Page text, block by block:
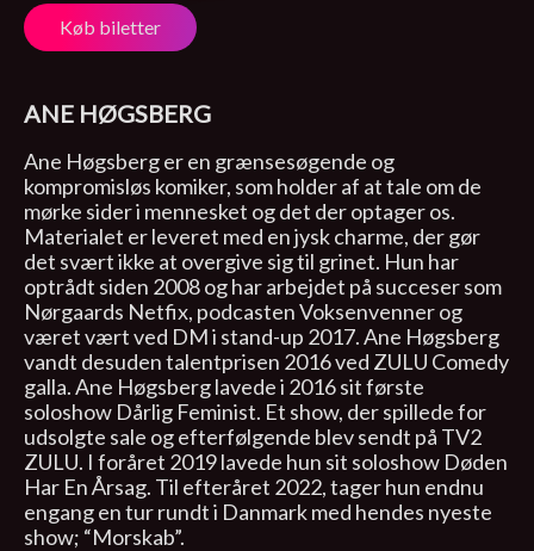
Køb biletter
ANE HØGSBERG
Ane Høgsberg er en grænsesøgende og
kompromisløs komiker, som holder af at tale om de
mørke sider i mennesket og det der optager os.
Materialet er leveret med en jysk charme, der gør
det svært ikke at overgive sig til grinet. Hun har
optrådt siden 2008 og har arbejdet på succeser som
Nørgaards Netfix, podcasten Voksenvenner og
været vært ved DM i stand-up 2017. Ane Høgsberg
vandt desuden talentprisen 2016 ved ZULU Comedy
galla. Ane Høgsberg lavede i 2016 sit første
soloshow Dårlig Feminist. Et show, der spillede for
udsolgte sale og efterfølgende blev sendt på TV2
ZULU. I foråret 2019 lavede hun sit soloshow Døden
Har En Årsag. Til efteråret 2022, tager hun endnu
engang en tur rundt i Danmark med hendes nyeste
show; “Morskab”.